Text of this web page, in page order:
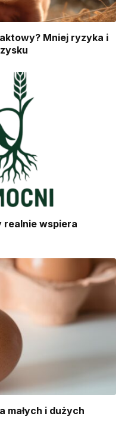
Mniej ryzyka i
realnie wspiera
małych i dużych